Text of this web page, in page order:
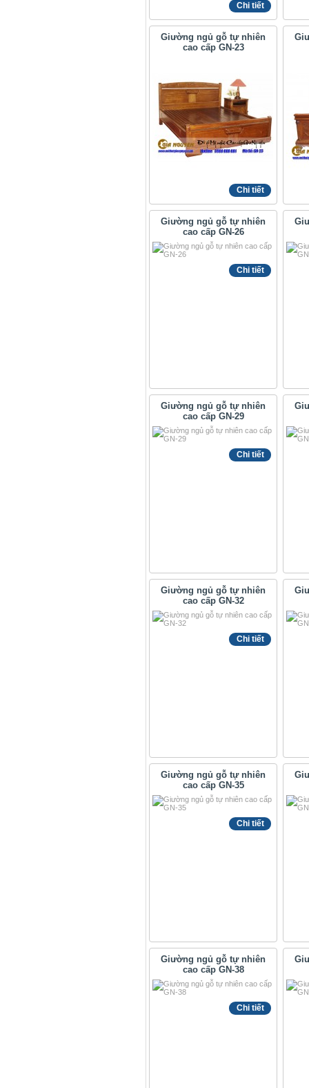
Chi tiết
Giường ngủ gỗ tự nhiên
cao cấp GN-23
Chi tiết
Giường ngủ gỗ tự nhiên
cao cấp GN-26
Chi tiết
Giường ngủ gỗ tự nhiên
cao cấp GN-29
Chi tiết
Giường ngủ gỗ tự nhiên
cao cấp GN-32
Chi tiết
Giường ngủ gỗ tự nhiên
cao cấp GN-35
Chi tiết
Giường ngủ gỗ tự nhiên
cao cấp GN-38
Chi tiết